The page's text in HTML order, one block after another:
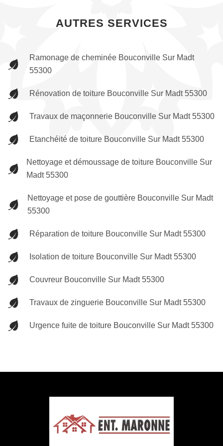
AUTRES SERVICES
Ramonage de cheminée Bouconville Sur Madt
55300
Rénovation de toiture Bouconville Sur Madt 55300
Travaux de maçonnerie Bouconville Sur Madt 55300
Etanchéité de toiture Bouconville Sur Madt 55300
Nettoyage et démoussage de toiture Bouconville Sur
Madt 55300
Nettoyage et pose de gouttière Bouconville Sur Madt
55300
Réparation de toiture Bouconville Sur Madt 55300
Isolation de toiture Bouconville Sur Madt 55300
Couvreur Bouconville Sur Madt 55300
Travaux de zinguerie Bouconville Sur Madt 55300
Urgence fuite de toiture Bouconville Sur Madt 55300